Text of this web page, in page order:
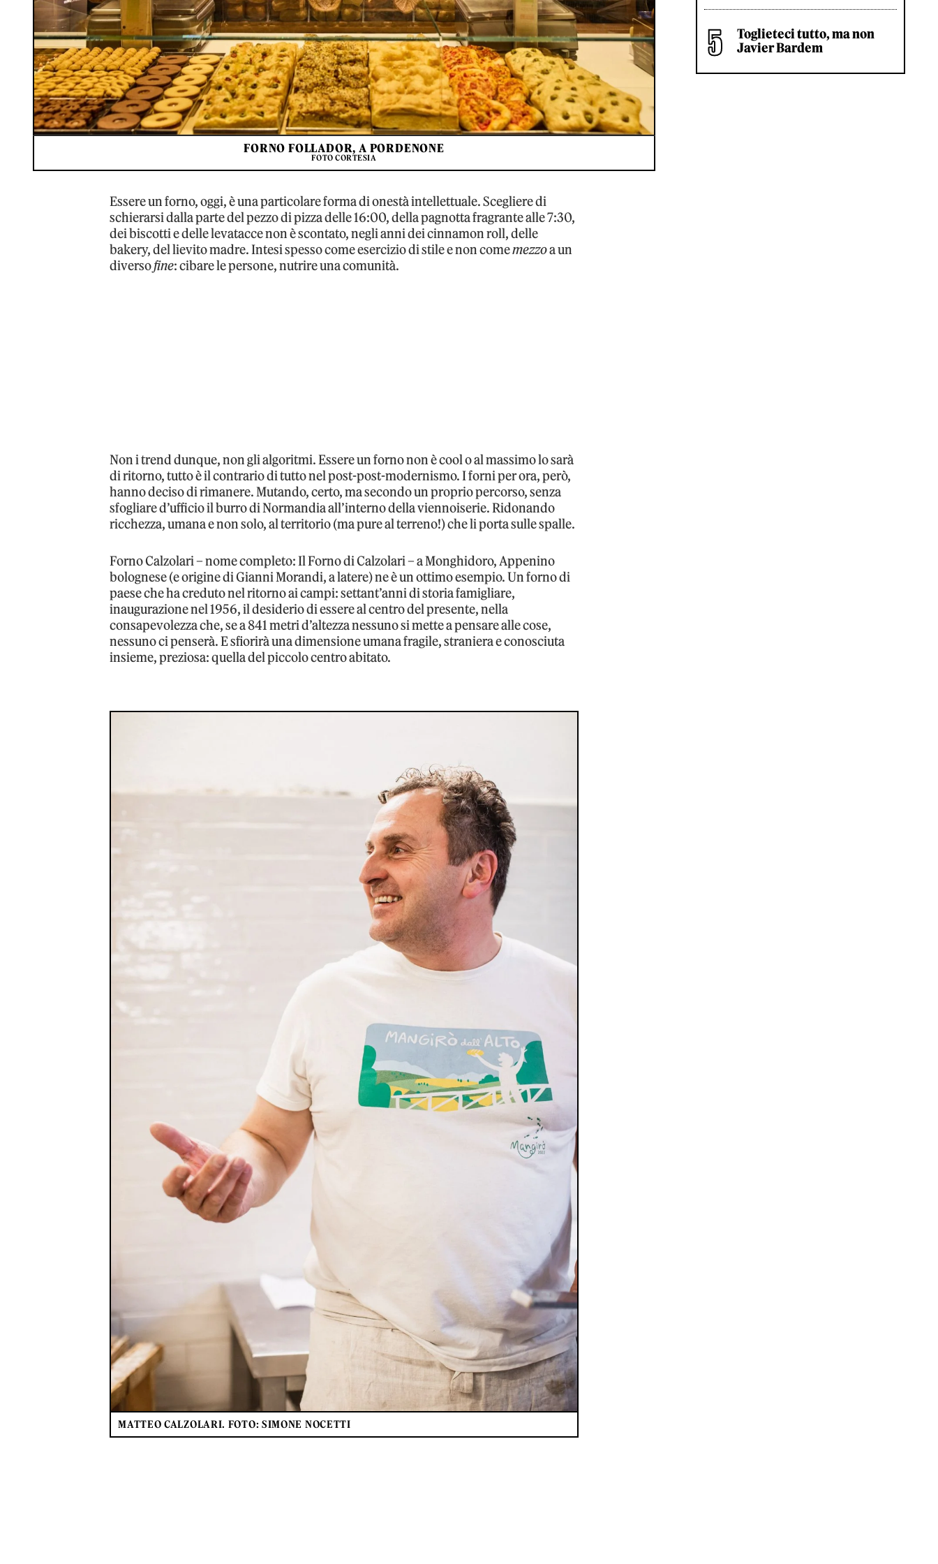
FORNO FOLLADOR, A PORDENONE
FOTO CORTESIA
Essere un forno, oggi, è una particolare forma di onestà intellettuale. Scegliere di
schierarsi dalla parte del pezzo di pizza delle 16:00, della pagnotta fragrante alle 7:30,
dei biscotti e delle levatacce non è scontato, negli anni dei cinnamon roll, delle
bakery, del lievito madre. Intesi spesso come esercizio di stile e non comemezzoa un
diversofine: cibare le persone, nutrire una comunità.
Non i trend dunque, non gli algoritmi. Essere un forno non è cool o al massimo lo sarà
di ritorno, tutto è il contrario di tutto nel post-post-modernismo. I forni per ora, però,
hanno deciso di rimanere. Mutando, certo, ma secondo un proprio percorso, senza
sfogliare d’ufficio il burro di Normandia all’interno della viennoiserie. Ridonando
ricchezza, umana e non solo, al territorio (ma pure al terreno!) che li porta sulle spalle.
Forno Calzolari – nome completo: Il Forno di Calzolari – a Monghidoro, Appenino
bolognese (e origine di Gianni Morandi, a latere) ne è un ottimo esempio. Un forno di
paese che ha creduto nel ritorno ai campi: settant’anni di storia famigliare,
inaugurazione nel 1956, il desiderio di essere al centro del presente, nella
consapevolezza che, se a 841 metri d’altezza nessuno si mette a pensare alle cose,
nessuno ci penserà. E sfiorirà una dimensione umana fragile, straniera e conosciuta
insieme, preziosa: quella del piccolo centro abitato.
MATTEO CALZOLARI. FOTO: SIMONE NOCETTI
Toglieteci tutto, ma non
Javier Bardem